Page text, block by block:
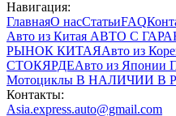
Навигация:
ГлавнаяО насСтатьиFAQ
Авто из Китая АВТО С
РЫНОК КИТАЯАвто из
СТОКЯРДЕАвто из Японии
Мотоциклы В НАЛИЧИИ В
Контакты:
Asia.express.auto@gmail.com